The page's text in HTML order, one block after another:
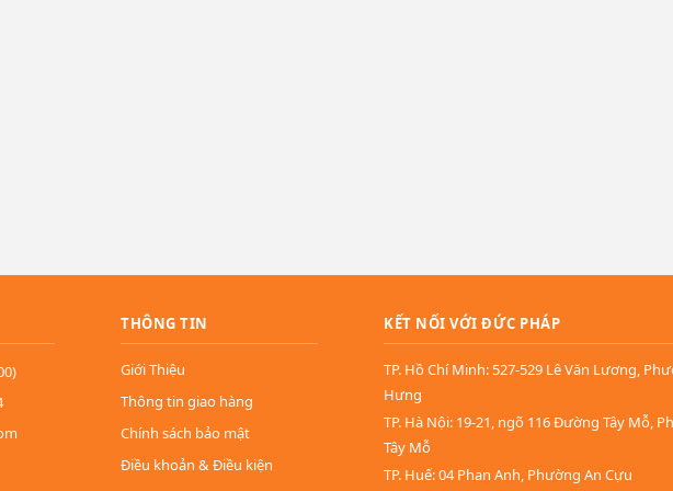
THÔNG TIN
Giới Thiệu
Thông tin giao hàng
Chính sách bảo mật
Điều khoản & Điều kiện
KẾT NỐI VỚI ĐỨC PHÁP
TP. Hồ Chí Minh: 527-529 Lê Văn Lương,
Hưng
TP. Hà Nội: 19-21, ngõ 116 Đường Tây Mỗ,
Tây Mỗ
TP. Huế: 04 Phan Anh, Phường An Cựu